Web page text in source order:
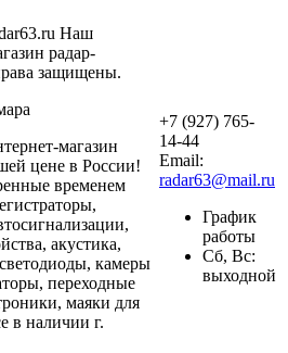
Наш
радар-
защищены.
магазин
цене в России!
временем
акустика,
камеры
переходные
маяки для
в наличии г.
+7 (927) 765-
14-44
Email:
radar63@mail.ru
График
работы
Сб, Вс:
выходной